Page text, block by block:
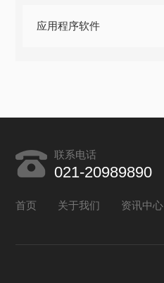
应用程序软件
联系电话
021-20989890
首页 关于我们 资讯中心